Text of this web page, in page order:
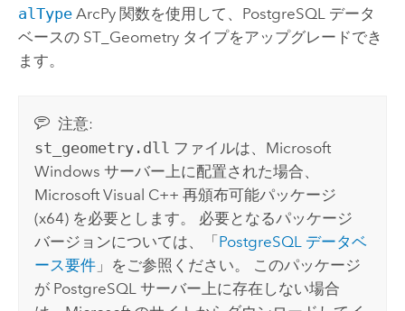
alType ArcPy関数を使用して、 PostgreSQL データ
ベースの ST_Geometry タイプをアップグレードでき
ます。
注意:
st_geometry.dll ファイルは、 Microsoft
Windows サーバー上に配置された場合、
Microsoft Visual C++ 再頒布可能パッケージ
(x64) を必要とします。 必要となるパッケージ
バージョンについては、「 PostgreSQL データベ
ース要件 」をご参照ください。 このパッケージ
が PostgreSQL サーバー上に存在しない場合